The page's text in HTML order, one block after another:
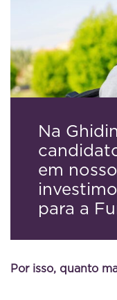
Na
em
para a
Por isso, quanto